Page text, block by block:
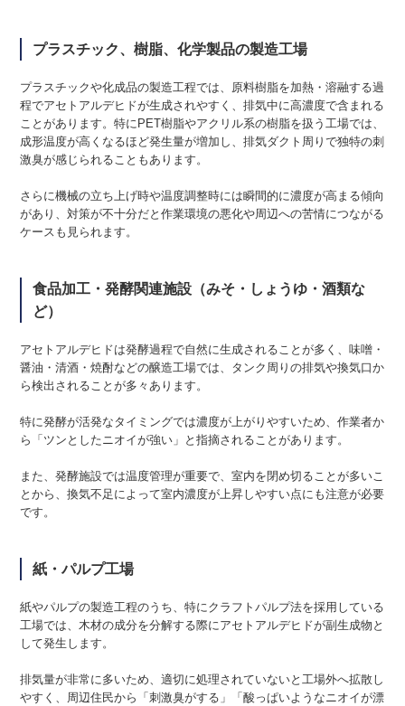
プラスチック、樹脂、化学製品の製造工場
プラスチックや化成品の製造工程では、原料樹脂を加熱・溶融する過
程でアセトアルデヒドが生成されやすく、排気中に高濃度で含まれる
ことがあります。特にPET樹脂やアクリル系の樹脂を扱う工場では、
成形温度が高くなるほど発生量が増加し、排気ダクト周りで独特の刺
激臭が感じられることもあります。
さらに機械の立ち上げ時や温度調整時には瞬間的に濃度が高まる傾向
があり、対策が不十分だと作業環境の悪化や周辺への苦情につながる
ケースも見られます。
食品加工・発酵関連施設（みそ・しょうゆ・酒類な
ど）
アセトアルデヒドは発酵過程で自然に生成されることが多く、味噌・
醤油・清酒・焼酎などの醸造工場では、タンク周りの排気や換気口か
ら検出されることが多々あります。
特に発酵が活発なタイミングでは濃度が上がりやすいため、作業者か
ら「ツンとしたニオイが強い」と指摘されることがあります。
また、発酵施設では温度管理が重要で、室内を閉め切ることが多いこ
とから、換気不足によって室内濃度が上昇しやすい点にも注意が必要
です。
紙・パルプ工場
紙やパルプの製造工程のうち、特にクラフトパルプ法を採用している
工場では、木材の成分を分解する際にアセトアルデヒドが副生成物と
して発生します。
排気量が非常に多いため、適切に処理されていないと工場外へ拡散し
やすく、周辺住民から「刺激臭がする」「酸っぱいようなニオイが漂